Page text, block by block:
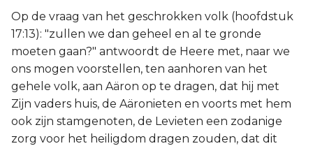
Romeinen
1 Korinthe
2 Korinthe
Galaten
Op de vraag van het geschrokken volk (hoofdstuk
17:13): "zullen we dan geheel en al te gronde
moeten gaan?" antwoordt de Heere met, naar we
ons mogen voorstellen, ten aanhoren van het
gehele volk, aan Aäron op te dragen, dat hij met
Zijn vaders huis, de Aäronieten en voorts met hem
ook zijn stamgenoten, de Levieten een zodanige
zorg voor het heiligdom dragen zouden, dat dit